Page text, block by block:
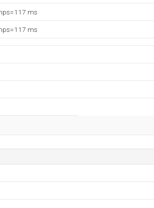
ms
ms